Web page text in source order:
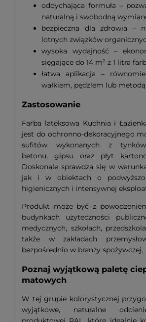
oddychająca formuła –
naturalną i swobodną
bezpieczna dla zdrowia –
lotnych związków
wysoka wydajność –
sięgające do 14 m² z 1 litra
łatwa aplikacja –
wałkiem, pędzlem lub
Zastosowanie
Farba lateksowa Kuchnia i
jest do ochronno-dekoracyjnego
sufitów wykonanych z
betonu, gipsu oraz płyt
Doskonale sprawdza się w
jak i w obiektach o
higienicznych i intensywnej
Produkt może być z
budynkach użyteczności
medycznych, szkołach,
także w zakładach
bezpośrednio w branży spożywczej.
Poznaj wyjątkową paletę
matowych
W tej grupie kolorystycznej
wyjątkowe, naturalne